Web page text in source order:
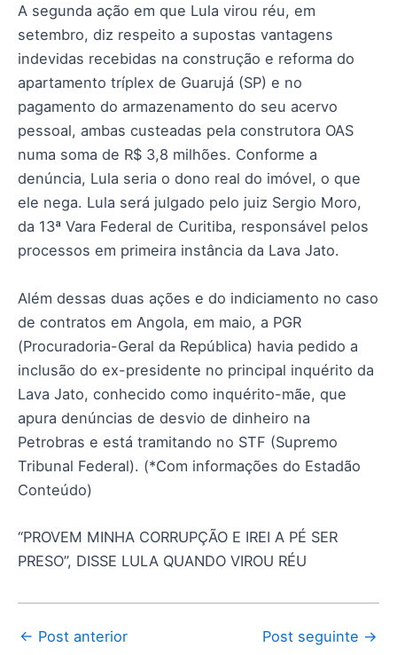
A segunda ação em que Lula virou réu, em
setembro, diz respeito a supostas vantagens
indevidas recebidas na construção e reforma do
apartamento tríplex de Guarujá (SP) e no
pagamento do armazenamento do seu acervo
pessoal, ambas custeadas pela construtora OAS
numa soma de R$ 3,8 milhões. Conforme a
denúncia, Lula seria o dono real do imóvel, o que
ele nega. Lula será julgado pelo juiz Sergio Moro,
da 13ª Vara Federal de Curitiba, responsável pelos
processos em primeira instância da Lava Jato.
Além dessas duas ações e do indiciamento no caso
de contratos em Angola, em maio, a PGR
(Procuradoria-Geral da República) havia pedido a
inclusão do ex-presidente no principal inquérito da
Lava Jato, conhecido como inquérito-mãe, que
apura denúncias de desvio de dinheiro na
Petrobras e está tramitando no STF (Supremo
Tribunal Federal). (*Com informações do Estadão
Conteúdo)
“PROVEM MINHA CORRUPÇÃO E IREI A PÉ SER
PRESO”, DISSE LULA QUANDO VIROU RÉU
← Post anterior Post seguinte →